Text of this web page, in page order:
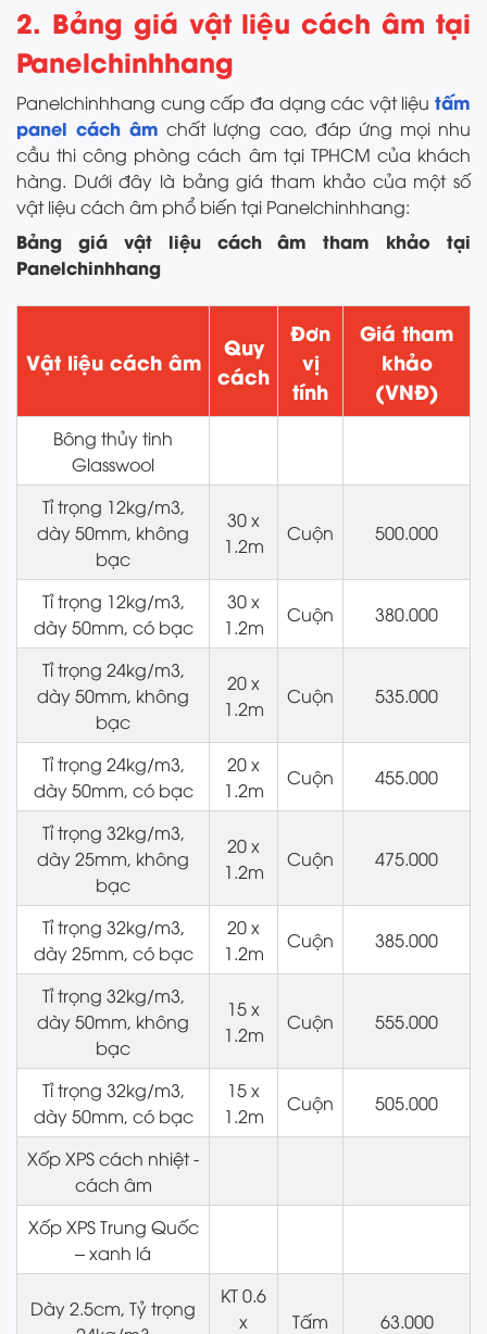
2. Bảng giá vật liệu cách âm tại
Panelchinhhang
Panelchinhhang cung cấp đa dạng các vật liệu tấm
panel cách âm chất lượng cao, đáp ứng mọi nhu
cầu thi công phòng cách âm tại TPHCM của khách
hàng. Dưới đây là bảng giá tham khảo của một số
vật liệu cách âm phổ biến tại Panelchinhhang:
Bảng giá vật liệu cách âm tham khảo tại
Panelchinhhang
Vật liệu cách âm
Quy
cách
Đơn
vị
tính
Giá tham
khảo
(VNĐ)
Bông thủy tinh
Glasswool
Tỉ trọng 12kg/m3,
dày 50mm, không
bạc
30 x
1.2m
Cuộn 500.000
Tỉ trọng 12kg/m3,
dày 50mm, có bạc
30 x
1.2m
Cuộn 380.000
Tỉ trọng 24kg/m3,
dày 50mm, không
bạc
20 x
1.2m
Cuộn 535.000
Tỉ trọng 24kg/m3,
dày 50mm, có bạc
20 x
1.2m
Cuộn 455.000
Tỉ trọng 32kg/m3,
dày 25mm, không
bạc
20 x
1.2m
Cuộn 475.000
Tỉ trọng 32kg/m3,
dày 25mm, có bạc
20 x
1.2m
Cuộn 385.000
Tỉ trọng 32kg/m3,
dày 50mm, không
bạc
15 x
1.2m
Cuộn 555.000
Tỉ trọng 32kg/m3,
dày 50mm, có bạc
15 x
1.2m
Cuộn 505.000
Xốp XPS cách nhiệt -
cách âm
Xốp XPS Trung Quốc
– xanh lá
Dày 2.5cm, Tỷ trọng
KT 0.6
x
Tấm 63.000